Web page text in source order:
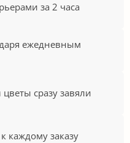
за 2 часа
ежедневным
сразу завяли
каждому заказу